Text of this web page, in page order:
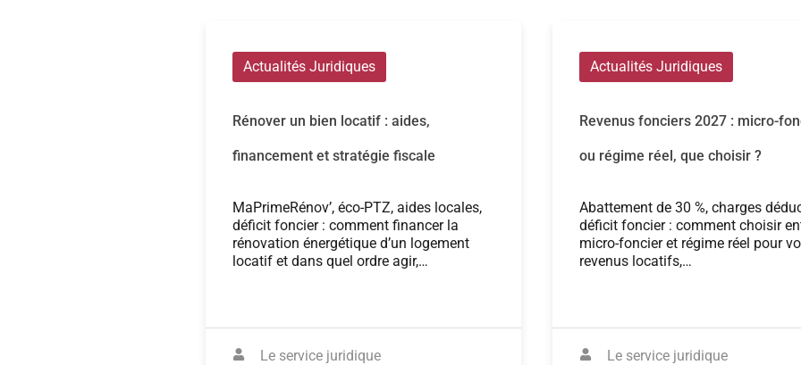
Actualités Juridiques
Rénover un bien locatif : aides,
financement et stratégie fiscale
MaPrimeRénov’, éco-PTZ, aides locales,
déficit foncier : comment financer la
rénovation énergétique d’un logement
locatif et dans quel ordre agir,…
Le service juridique
Actualités Juridiques
Revenus fonciers 2027 : micro-
ou régime réel, que choisir ?
Abattement de 30 %, charges
déficit foncier : comment choisir
micro-foncier et régime réel pour
revenus locatifs,…
Le service juridique